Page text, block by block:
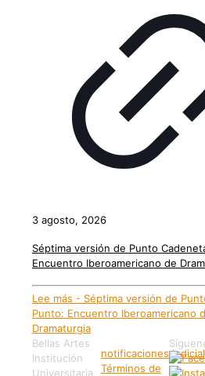
3 agosto, 2026
Séptima versión de Punto
Encuentro Iberoamericano de
Lee más - Séptima versión de
Punto: Encuentro Iberoamericano
Dramaturgia
Bellas Artes
Institución
Universitaria
Términos de